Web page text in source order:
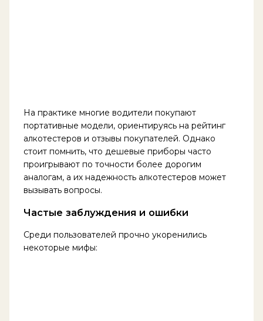
На практике многие водители покупают
портативные модели, ориентируясь на рейтинг
алкотестеров и отзывы покупателей. Однако
стоит помнить, что дешевые приборы часто
проигрывают по точности более дорогим
аналогам, а их надежность алкотестеров может
вызывать вопросы.
Частые заблуждения и ошибки
Среди пользователей прочно укоренились
некоторые мифы: